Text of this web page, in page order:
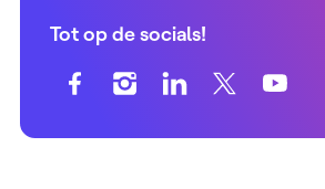
Tot op de socials!